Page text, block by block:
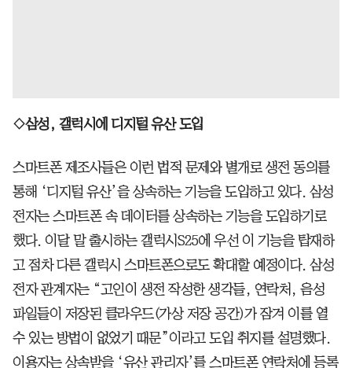
◇삼성, 갤럭시에 디지털 유산 도입
스마트폰 제조사들은 이런 법적 문제와 별개로 생전 동의를
통해 ‘디지털 유산’을 상속하는 기능을 도입하고 있다. 삼성
전자는 스마트폰 속 데이터를 상속하는 기능을 도입하기로
했다. 이달 말 출시하는 갤럭시S25에 우선 이 기능을 탑재하
고 점차 다른 갤럭시 스마트폰으로도 확대할 예정이다. 삼성
전자 관계자는 “고인이 생전 작성한 생각들, 연락처, 음성
파일들이 저장된 클라우드(가상 저장 공간)가 잠겨 이를 열
수 있는 방법이 없었기 때문”이라고 도입 취지를 설명했다.
이용자는 상속받을 ‘유산 관리자’를 스마트폰 연락처에 등록